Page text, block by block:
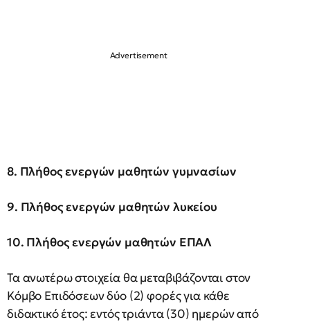
8. Πλήθος ενεργών μαθητών γυμνασίων
9. Πλήθος ενεργών μαθητών λυκείου
10. Πλήθος ενεργών μαθητών ΕΠΑΛ
Τα ανωτέρω στοιχεία θα μεταβιβάζονται στον
Κόμβο Επιδόσεων δύο (2) φορές για κάθε
διδακτικό έτος: εντός τριάντα (30) ημερών από